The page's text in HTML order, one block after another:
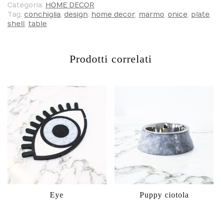
Categoria: HOME DECOR
Tag: conchiglia, design, home decor, marmo, onice, plate,
shell, table
Prodotti correlati
Eye Puppy ciotola